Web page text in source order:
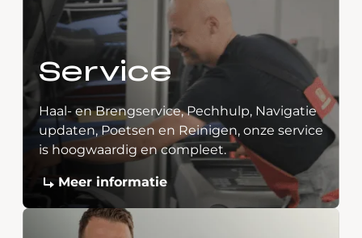
Service
Haal- en Brengservice, Pechhulp, Navigatie
updaten, Poetsen en Reinigen, onze service
is hoogwaardig en compleet.
Meer informatie